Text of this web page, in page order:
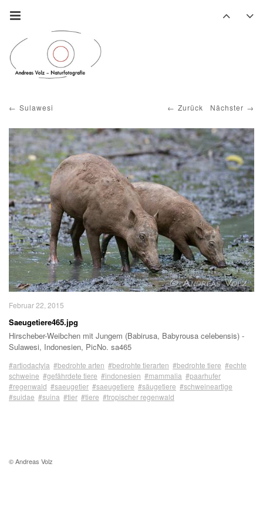
Zurück Nächster
Sulawesi
Februar 22, 2015
Saeugetiere465.jpg
Hirscheber-Weibchen mit Jungem (Babirusa, Babyrousa celebensis) -
Sulawesi, Indonesien, PicNo. sa465
#artiodactyla #bedrohte arten #bedrohte tierarten #bedrohte tiere #echte
schweine #gefährdete tiere #indonesien #mammalia #paarhufer
#regenwald #saeugetier #saeugetiere #säugetiere #schweineartige
#suidae #suina #tier #tiere #tropischer regenwald
© Andreas Volz